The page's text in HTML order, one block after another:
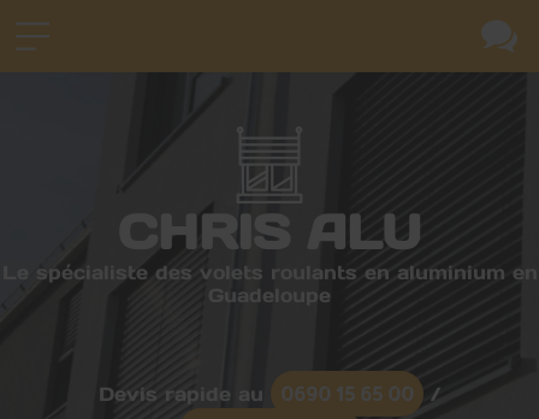
CHRIS ALU
Le spécialiste des volets roulants en aluminium en
Guadeloupe
Devis rapide au 0690 15 65 00
/